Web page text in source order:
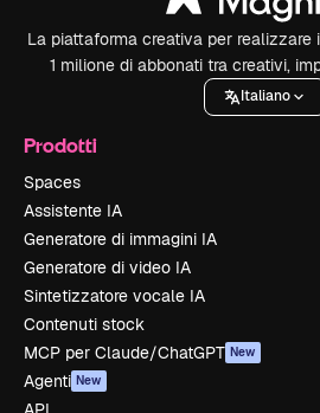
La piattaforma creativa per realizzare
1 milione di abbonati tra creativi,
Italiano
Prodotti
Spaces
Assistente IA
Generatore di immagini IA
Generatore di video IA
Sintetizzatore vocale IA
Contenuti stock
MCP per Claude/ChatGPT New
Agenti New